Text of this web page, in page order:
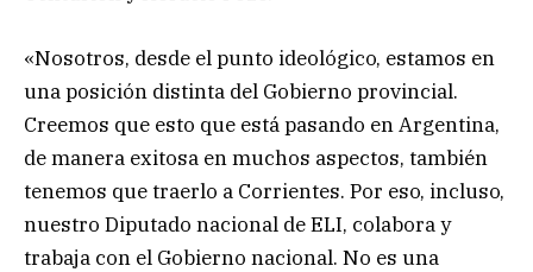
«Nosotros, desde el punto ideológico, estamos en
una posición distinta del Gobierno provincial.
Creemos que esto que está pasando en Argentina,
de manera exitosa en muchos aspectos, también
tenemos que traerlo a Corrientes. Por eso, incluso,
nuestro Diputado nacional de ELI, colabora y
trabaja con el Gobierno nacional. No es una